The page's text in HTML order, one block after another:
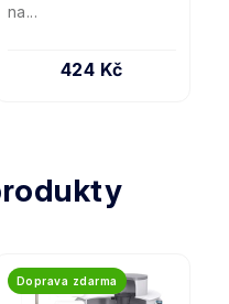
424 Kč
na...
Doprava zdarma